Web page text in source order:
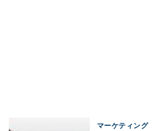
マーケティング